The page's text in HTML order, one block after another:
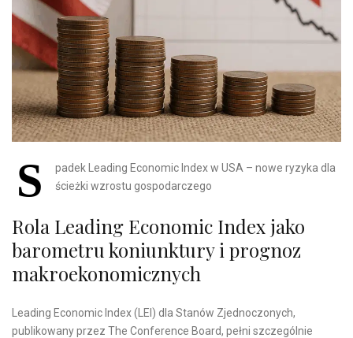
S
padek Leading Economic Index w USA – nowe ryzyka dla
ścieżki wzrostu gospodarczego
Rola Leading Economic Index jako
barometru koniunktury i prognoz
makroekonomicznych
Leading Economic Index (LEI) dla Stanów Zjednoczonych,
publikowany przez The Conference Board, pełni szczególnie